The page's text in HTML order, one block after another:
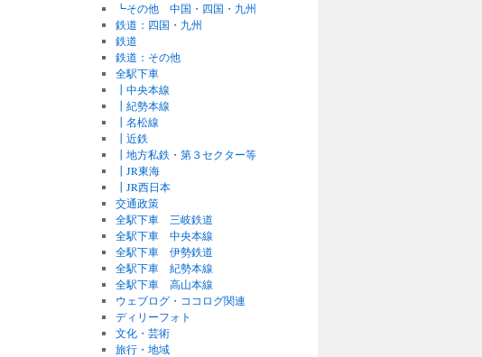
┗その他 中国・四国・九州
鉄道：四国・九州
鉄道
鉄道：その他
全駅下車
┃中央本線
┃紀勢本線
┃名松線
┃近鉄
┃地方私鉄・第３セクター等
┃JR東海
┃JR西日本
交通政策
全駅下車 三岐鉄道
全駅下車 中央本線
全駅下車 伊勢鉄道
全駅下車 紀勢本線
全駅下車 高山本線
ウェブログ・ココログ関連
ディリーフォト
文化・芸術
旅行・地域